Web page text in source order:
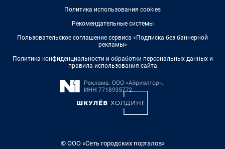
Политика использования cookies
Рекомендательные системы
Пользовательское соглашение сервиса «Подписка без баннерной
рекламы»
Политика конфиденциальности и обработки персональных данных и
правила использования сайта
© ООО «Сеть городских порталов»